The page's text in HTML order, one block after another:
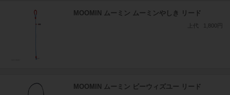
MOOMIN ムーミン ムーミンやしき リード
上代 1,800円
MOOMIN ムーミン ビーウィズユー リード